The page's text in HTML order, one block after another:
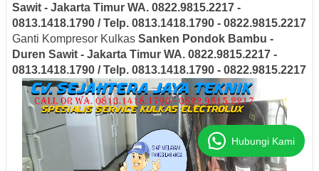
Sawit - Jakarta Timur WA. 0822.9815.2217 -
0813.1418.1790 / Telp. 0813.1418.1790 - 0822.9815.2217
Ganti Kompresor Kulkas Sanken Pondok Bambu -
Duren Sawit - Jakarta Timur WA. 0822.9815.2217 -
0813.1418.1790 / Telp. 0813.1418.1790 - 0822.9815.2217
Hubungi Kami